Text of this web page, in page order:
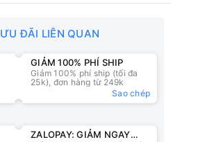
ƯU ĐÃI LIÊN QUAN
GIẢM 100% PHÍ SHIP
Giảm 100% phí ship (tối đa
25k), đơn hàng từ 249k
Sao chép
ZALOPAY: GIẢM NGAY